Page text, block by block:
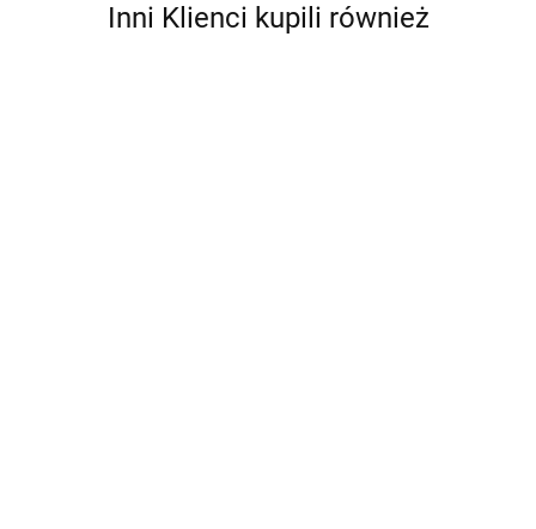
Inni Klienci kupili również